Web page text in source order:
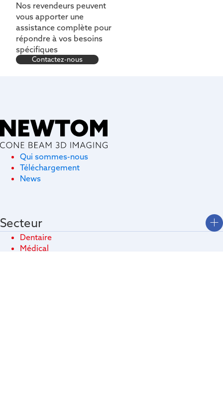
Nos revendeurs peuvent
vous apporter une
assistance complète pour
répondre à vos besoins
spécifiques
Contactez-nous
Qui sommes-nous
Téléchargement
News
Secteur
Dentaire
Médical